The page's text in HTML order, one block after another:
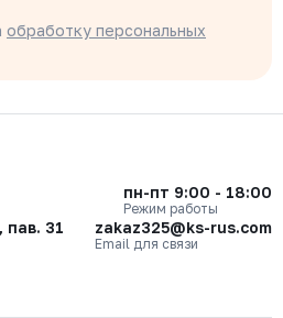
обработку персональных
пн-пт 9:00 - 18:00
Режим работы
пав. 31 zakaz325@ks-rus.com
Email для связи